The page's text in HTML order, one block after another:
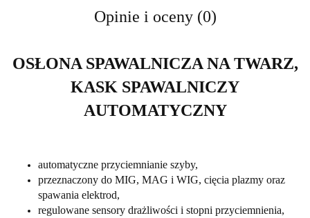
Opinie i oceny (0)
OSŁONA SPAWALNICZA NA TWARZ,
KASK SPAWALNICZY
AUTOMATYCZNY
automatyczne przyciemnianie szyby,
przeznaczony do MIG, MAG i WIG, cięcia plazmy oraz
spawania elektrod,
regulowane sensory drażliwości i stopni przyciemnienia,